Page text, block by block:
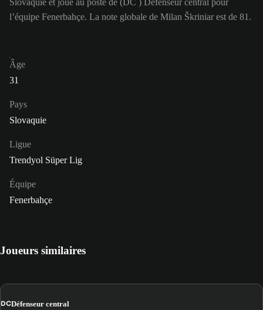
Slovaquie et joue au poste de (DC ) Défenseur central pour
l’équipe Fenerbahçe. La note globale de Milan Škriniar est de 81.
Âge
31
Pays
Slovaquie
Ligue
Trendyol Süper Lig
Équipe
Fenerbahçe
Joueurs similaires
DCDéfenseur central